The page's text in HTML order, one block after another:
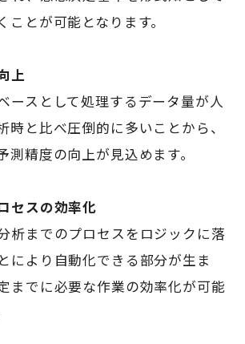
ことが可能となります。
上
ースとして処理するデータ量が人
時と比べ圧倒的に多いことから、
測精度の向上が見込めます。
セスの効率化
析までのプロセスをロジックに落
により自動化できる部分が生ま
までに必要な作業の効率化が可能